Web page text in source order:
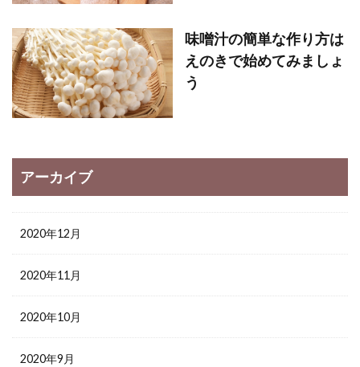
味噌汁の簡単な作り方は
えのきで始めてみましょ
う
アーカイブ
2020年12月
2020年11月
2020年10月
2020年9月